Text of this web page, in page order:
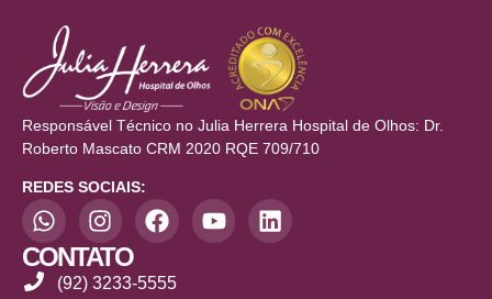
Responsável Técnico no Julia Herrera Hospital de Olhos: Dr.
Roberto Mascato CRM 2020 RQE 709/710
REDES SOCIAIS:
CONTATO
(92) 3233-5555